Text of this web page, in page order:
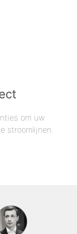
om uw
stroomlijnen.